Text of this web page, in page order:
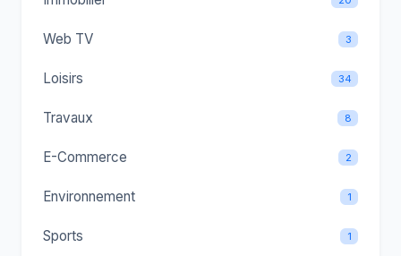
Web TV 3
Loisirs 34
Travaux 8
E-Commerce 2
Environnement 1
Sports 1